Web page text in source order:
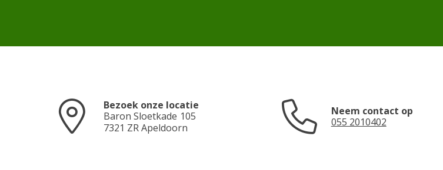
Bezoek onze locatie
Baron Sloetkade 105
7321 ZRApeldoorn
Neem contact op
055 2010402